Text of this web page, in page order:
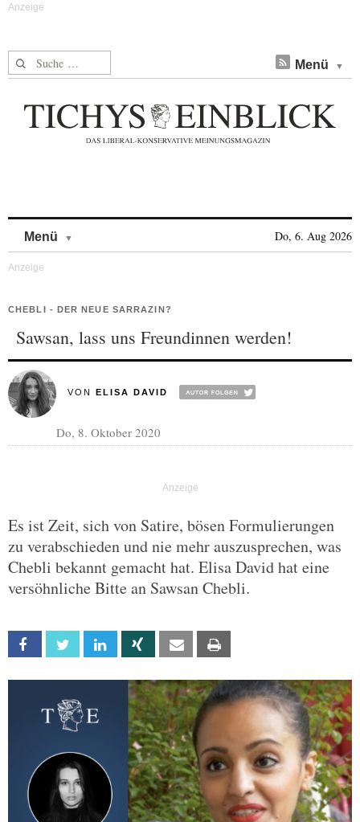
Suche nach: Menü
Menü Do, 6. Aug 2026
CHEBLI - DER NEUE SARRAZIN?
Sawsan, lass uns Freundinnen werden!
VON ELISA DAVID
Do, 8. Oktober 2020
Es ist Zeit, sich von Satire, bösen Formulierungen
zu verabschieden und nie mehr auszusprechen, was
Chebli bekannt gemacht hat. Elisa David hat eine
versöhnliche Bitte an Sawsan Chebli.
Facebook Twitter Linkedin Xing Email